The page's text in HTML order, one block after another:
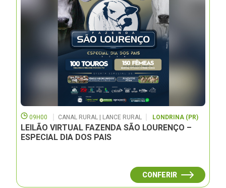
09H00 CANAL RURAL | LANCE RURAL LONDRINA (PR)
LEILÃO VIRTUAL FAZENDA SÃO LOURENÇO –
ESPECIAL DIA DOS PAIS
CONFERIR